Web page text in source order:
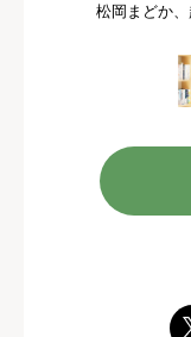
松岡まどか